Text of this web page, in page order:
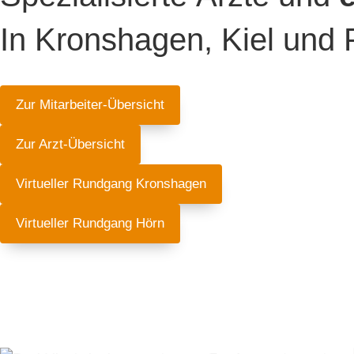
In Kronshagen, Kiel und
Zur Mitarbeiter-Übersicht
Zur Arzt-Übersicht
Virtueller Rundgang Kronshagen
Virtueller Rundgang Hörn